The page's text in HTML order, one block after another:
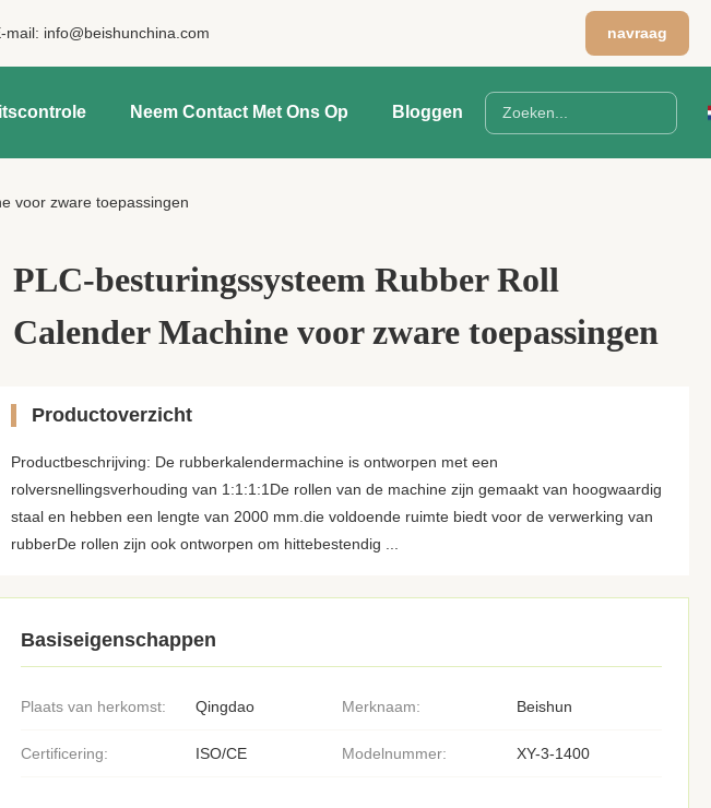
mail: info@beishunchina.com navraag
Neem Contact Met Ons Op Bloggen
voor zware toepassingen
PLC-besturingssysteem Rubber Roll
Calender Machine voor zware toepassingen
Productoverzicht
Productbeschrijving: De rubberkalendermachine is ontworpen met een
rolversnellingsverhouding van 1:1:1:1De rollen van de machine zijn gemaakt van hoogwaardig
staal en hebben een lengte van 2000 mm.die voldoende ruimte biedt voor de verwerking van
rubberDe rollen zijn ook ontworpen om hittebestendig ...
Basiseigenschappen
Plaats van herkomst: Qingdao Merknaam: Beishun
Certificering: ISO/CE Modelnummer: XY-3-1400